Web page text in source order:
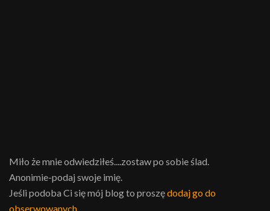
Miło że mnie odwiedziłeś....zostaw po sobie ślad.
Anonimie-podaj swoje imię.
Jeśli podoba Ci się mój blog to proszędodaj go do
obserwowanych